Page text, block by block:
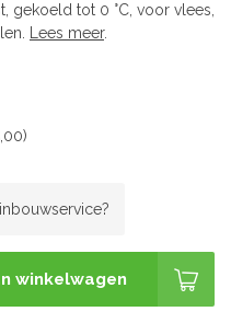
gekoeld tot 0 °C, voor vlees,
Lees meer.
winkelwagen